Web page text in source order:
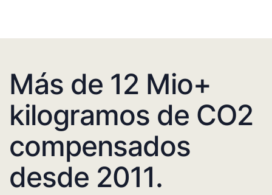
Más de 12 Mio+
kilogramos de CO2
compensados
desde 2011.